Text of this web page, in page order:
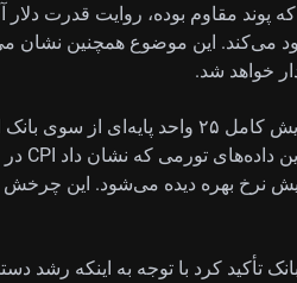
خواهد شد.
نه‌چندان دور، بازار دو افزایش کامل ۲۵
نرخ بهره دیده می‌شود. این چرخش